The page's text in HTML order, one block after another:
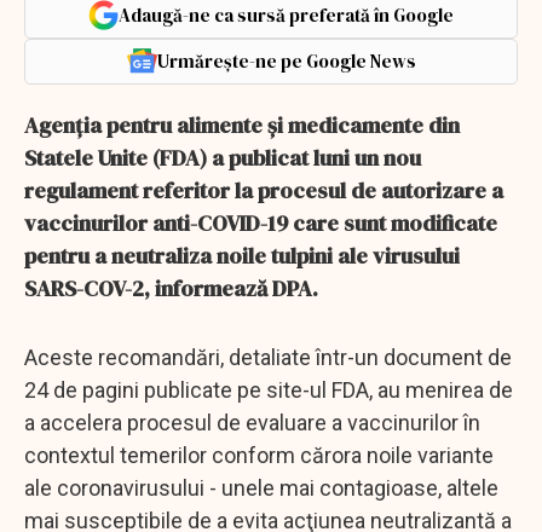
Adaugă-ne ca sursă preferată în Google
Urmărește-ne pe Google News
Agenţia pentru alimente şi medicamente din
Statele Unite (FDA) a publicat luni un nou
regulament referitor la procesul de autorizare a
vaccinurilor anti-COVID-19 care sunt modificate
pentru a neutraliza noile tulpini ale virusului
SARS-COV-2, informează DPA.
Aceste recomandări, detaliate într-un document de
24 de pagini publicate pe site-ul FDA, au menirea de
a accelera procesul de evaluare a vaccinurilor în
contextul temerilor conform cărora noile variante
ale coronavirusului - unele mai contagioase, altele
mai susceptibile de a evita acţiunea neutralizantă a